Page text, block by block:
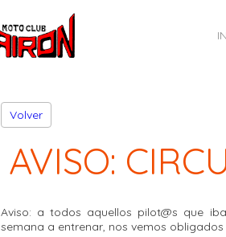
Volver
AVISO:
Aviso: a todos aquellos pilot@s que
semana a entrenar, nos vemos obligados